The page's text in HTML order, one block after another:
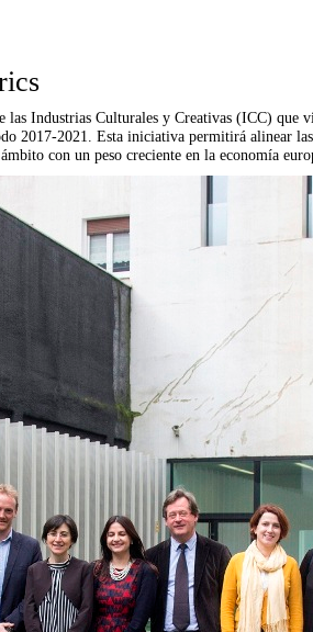
las Industrias Culturales y Creativas (ICC)
2017-2021. Esta iniciativa permitirá
con un peso creciente en la economía